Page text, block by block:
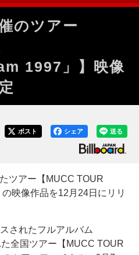
のツアー
1997」】映像
送る
シェア
ポスト
ツアー【MUCC TOUR
映像作品を12月24日にリリ
されたフルアルバム
全国ツアー【MUCC TOUR